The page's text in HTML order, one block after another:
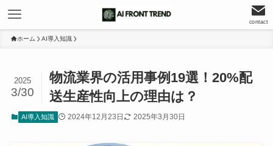
contact
ホーム AI導入知識
物流業界の活用事例19選！20%配
送生産性向上の理由は？
2025
3/30
AI導入知識 2024年12月23日 2025年3月30日